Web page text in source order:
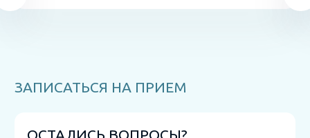
ЗАПИСАТЬСЯ НА ПРИЕМ
ОСТАЛИСЬ ВОПРОСЫ?